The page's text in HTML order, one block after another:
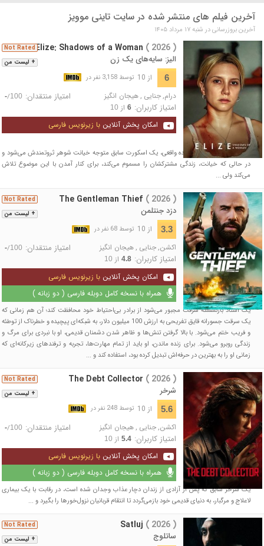
آخرین فیلم های منتشر شده در سایت تاینی موویز
آخرین بروزرسانی در شنبه ۱۷ مرداد ۱۴۰۵
+ لیست من
Not RatedElize: Shadows of a Woman ( 2026 )
الیز: سایه‌های یک زن
6 از 10 توسط 3,158 نفر در
درام,جنایی ,هیجان انگیز امتیاز منتقدان: -/100
امتیاز کاربران: 6از 10
امکان پخش آنلاین با زیرنویس فارسی
در این بازگویی از یک پرونده واقعی، یک اسکورت سابق متوجه خیانت شوهر ثروتمندش می‌شود و
در حالی که خیانت، زندگی مشترکشان را مسموم می‌کند، برای کنار آمدن با این موضوع تلاش
می‌کند ولی ...
+ لیست من
Not Rated The Gentleman Thief ( 2026 )
دزد جنتلمن
3.3 از 10 توسط 68 نفر در
اکشن,جنایی ,هیجان انگیز امتیاز منتقدان: -/100
امتیاز کاربران: 4.8از 10
امکان پخش آنلاین با زیرنویس فارسی
همراه با نسخه کامل دوبله فارسی ( دو زبانه )
یک استاد بازنشسته سرقت مجبور می‌شود از برادر بی‌احتیاط خود محافظت کند؛ آن هم زمانی که
یک سرقت جسورانه قایق تفریحی به ارزش 100 میلیون دلار، به شبکه‌ای پیچیده و خطرناک از توطئه
و فریب ختم می‌شود. با بالا گرفتن تنش‌ها و ظاهر شدن دشمنان قدیمی، او با نبردی برای مرگ و
زندگی روبرو می‌شود. برای زنده ماندن، او باید از تمام مهارت‌ها، تجربه و ترفندهای زیرکانه‌ای که
زمانی او را به بهترین در حرفه‌اش تبدیل کرده بود، استفاده کند و ...
+ لیست من
Not Rated The Debt Collector ( 2026 )
شرخر
5.6 از 10 توسط 248 نفر در
اکشن, جنایی , هیجان انگیز امتیاز منتقدان: -/100
امتیاز کاربران: 5.4از 10
امکان پخش آنلاین با زیرنویس فارسی
همراه با نسخه کامل دوبله فارسی ( دو زبانه )
یک شرخر سابق که پس از آزادی از زندان دچار عذاب وجدان شده است، در رقابت با یک بیماری
لاعلاج و مرگبار، به دنیای قدیمی خود بازمی‌گردد تا انتقام قربانیان نزول‌خورها را بگیرد و ...
+ لیست من
Not Rated Satluj ( 2026 )
ساتلوج